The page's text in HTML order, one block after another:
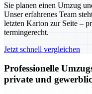
Sie planen einen Umzug
Unser erfahrenes Team
letzten Karton zur Seite –
termingerecht.
Jetzt schnell vergleichen
Professionelle
private und